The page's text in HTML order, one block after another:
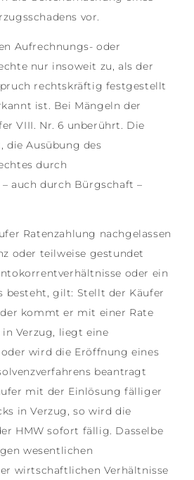
vor.
Aufrechnungs- oder
nur insoweit zu, als der
rechtskräftig festgestellt
ist. Bei Mängeln der
VIII. Nr. 6 unberührt. Die
die Ausübung des
durch
auch durch Bürgschaft –
Ratenzahlung nachgelassen
oder teilweise gestundet
oder ein
besteht, gilt: Stellt der Käufer
kommt er mit einer Rate
Verzug, liegt eine
wird die Eröffnung eines
beantragt
mit der Einlösung fälliger
in Verzug, so wird die
HMW sofort fällig. Dasselbe
wesentlichen
wirtschaftlichen Verhältnisse